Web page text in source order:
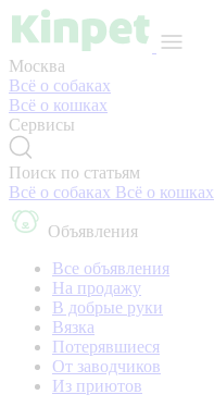
Москва
Всё о собаках
Всё о кошках
Сервисы
Поиск по статьям
Всё о собаках Всё о кошках
Объявления
Все объявления
На продажу
В добрые руки
Вязка
Потерявшиеся
От заводчиков
Из приютов